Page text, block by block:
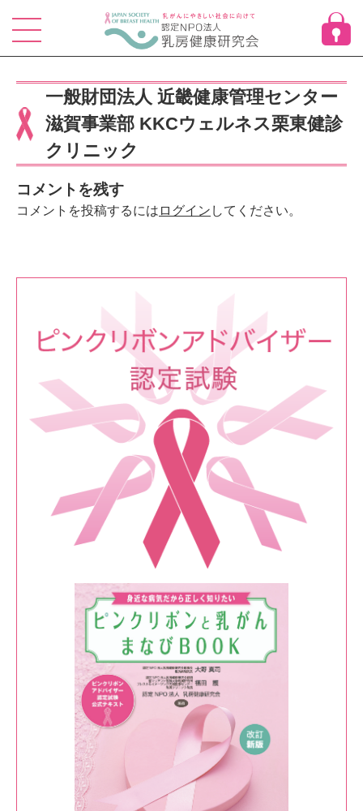
一般財団法人 近畿健康管理センター
滋賀事業部 KKCウェルネス栗東健診
クリニック
コメントを残す
コメントを投稿するには ログイン してください。